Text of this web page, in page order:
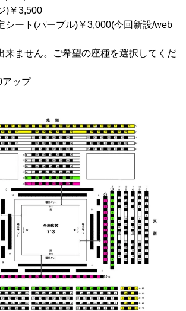
)￥3,500
シート(パープル)￥3,000(今回新設/web
ません。ご希望の座種を選択してくだ
ップ